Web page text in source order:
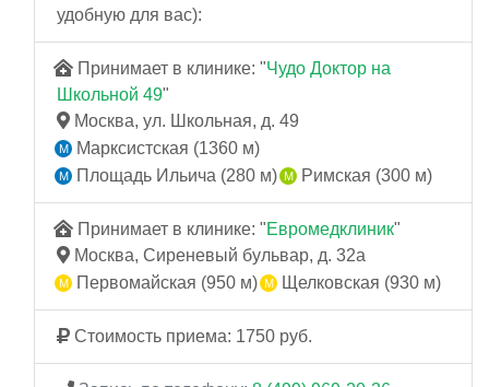
удобную для вас):
Принимает в клинике: "Чудо Доктор на
Школьной 49"
Москва, ул. Школьная, д. 49
Марксистская (1360 м)
Площадь Ильича (280 м)
Римская (300 м)
Принимает в клинике: "Евромедклиник"
Москва, Сиреневый бульвар, д. 32а
Первомайская (950 м)
Щелковская (930 м)
Стоимость приема: 1750 руб.